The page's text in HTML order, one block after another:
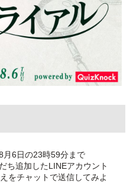
月6日の23時59分まで
ち追加したLINEアカウント
をチャットで送信してみよ